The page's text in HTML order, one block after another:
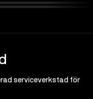
serviceverkstad för